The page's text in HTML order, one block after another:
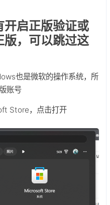
开启正版验证或
版，可以跳过这
也是微软的操作系统，所
账号
Store，点击打开